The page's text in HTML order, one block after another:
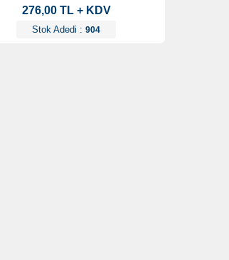
276,00 TL + KDV
Stok Adedi : 904